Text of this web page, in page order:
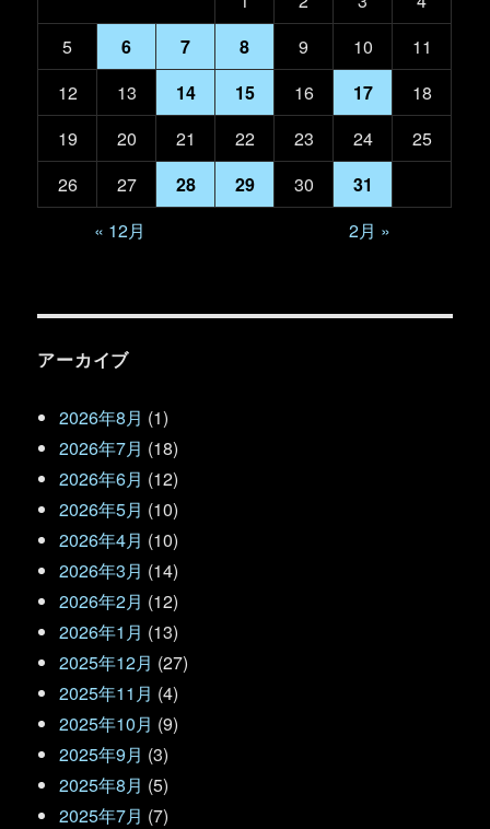
5
6 7 8 9 10
11
12
13 14 15 16 17
18
19
20 21 22 23 24
25
26
27 28 29 30
31
« 12月
2月 »
アーカイブ
2026年8月 (1)
2026年7月 (18)
2026年6月 (12)
2026年5月 (10)
2026年4月 (10)
2026年3月 (14)
2026年2月 (12)
2026年1月 (13)
2025年12月 (27)
2025年11月 (4)
2025年10月 (9)
2025年9月 (3)
2025年8月 (5)
2025年7月 (7)